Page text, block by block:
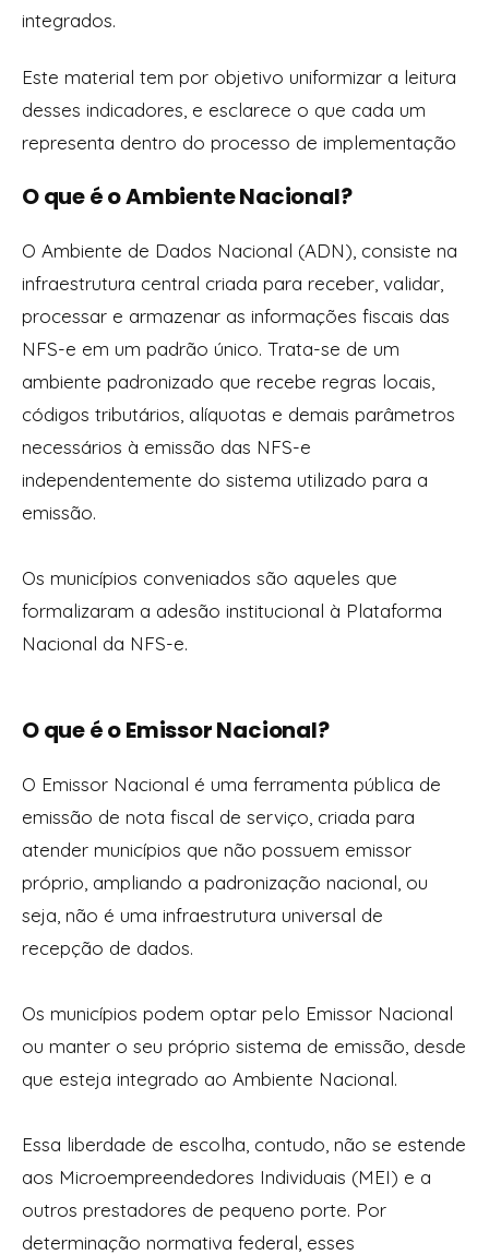
integrados.
Este material tem por objetivo uniformizar a leitura
desses indicadores, e esclarece o que cada um
representa dentro do processo de implementação
O que é o Ambiente Nacional?
O Ambiente de Dados Nacional (ADN), consiste na
infraestrutura central criada para receber, validar,
processar e armazenar as informações fiscais das
NFS-e em um padrão único. Trata-se de um
ambiente padronizado que recebe regras locais,
códigos tributários, alíquotas e demais parâmetros
necessários à emissão das NFS-e
independentemente do sistema utilizado para a
emissão.
Os municípios conveniados são aqueles que
formalizaram a adesão institucional à Plataforma
Nacional da NFS-e.
O que é o Emissor Nacional?
O Emissor Nacional é uma ferramenta pública de
emissão de nota fiscal de serviço, criada para
atender municípios que não possuem emissor
próprio, ampliando a padronização nacional, ou
seja, não é uma infraestrutura universal de
recepção de dados.
Os municípios podem optar pelo Emissor Nacional
ou manter o seu próprio sistema de emissão, desde
que esteja integrado ao Ambiente Nacional.
Essa liberdade de escolha, contudo, não se estende
aos Microempreendedores Individuais (MEI) e a
outros prestadores de pequeno porte. Por
determinação normativa federal, esses